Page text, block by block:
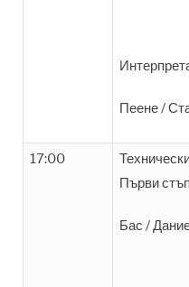
Пеене /
17:00
Първи
Бас /